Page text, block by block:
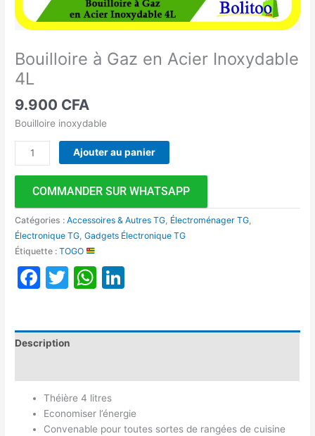
Bouilloire à Gaz en Acier Inoxydable
4L
9.900 CFA
Bouilloire inoxydable
Ajouter au panier
COMMANDER SUR WHATSAPP
Catégories :Accessoires & Autres TG Électroménager TG
Électronique TG ,Gadgets Électronique TG
Étiquette :TOGO
Facebook
TwitterWhatsApp
Description
Théière 4 litres
Economiser l’énergie
Convenable pour toutes sortes de rangées de cuisine